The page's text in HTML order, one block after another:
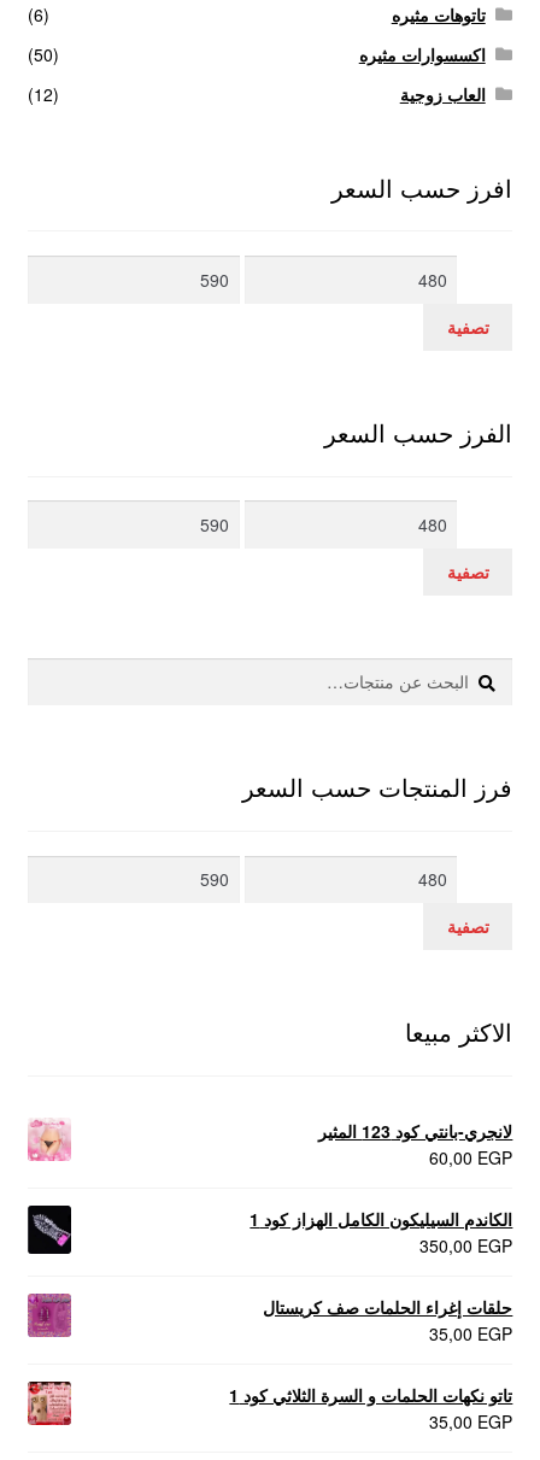
تاتوهات مثيره
(6)
اكسسوارات مثيره
(50)
العاب زوجية
(12)
افرز حسب السعر
أدنى
أعلى
تصفية
الفرز حسب السعر
أدنى
أعلى
تصفية
البحث
عن:
بحث
فرز المنتجات حسب السعر
أدنى
أعلى
تصفية
الاكثر مبيعا
لانجري-بانتي كود 123 المثير
60,00 EGP
الكاندم السيليكون الكامل الهزاز كود 1
350,00 EGP
حلقات إغراء الحلمات صف كريستال
35,00 EGP
تاتو نكهات الحلمات و السرة الثلاثي كود 1
35,00 EGP